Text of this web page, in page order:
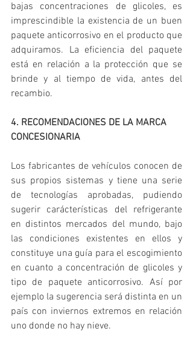
bajas concentraciones de glicoles, es
imprescindible la existencia de un buen
paquete anticorrosivo en el producto que
adquiramos. La eficiencia del paquete
está en relación a la protección que se
brinde y al tiempo de vida, antes del
recambio.
4. RECOMENDACIONES DE LA MARCA
CONCESIONARIA
Los fabricantes de vehículos conocen de
sus propios sistemas y tiene una serie
de tecnologías aprobadas, pudiendo
sugerir carácterísticas del refrigerante
en distintos mercados del mundo, bajo
las condiciones existentes en ellos y
constituye una guía para el escogimiento
en cuanto a concentración de glicoles y
tipo de paquete anticorrosivo. Así por
ejemplo la sugerencia será distinta en un
país con inviernos extremos en relación
uno donde no hay nieve.